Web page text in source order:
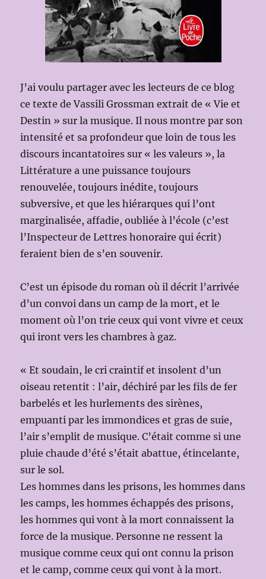
J’ai voulu partager avec les lecteurs de ce blog
ce texte de Vassili Grossman extrait de « Vie et
Destin » sur la musique. Il nous montre par son
intensité et sa profondeur que loin de tous les
discours incantatoires sur « les valeurs », la
Littérature a une puissance toujours
renouvelée, toujours inédite, toujours
subversive, et que les hiérarques qui l’ont
marginalisée, affadie, oubliée à l’école (c’est
l’Inspecteur de Lettres honoraire qui écrit)
feraient bien de s’en souvenir.
C’est un épisode du roman où il décrit l’arrivée
d’un convoi dans un camp de la mort, et le
moment où l’on trie ceux qui vont vivre et ceux
qui iront vers les chambres à gaz.
« Et soudain, le cri craintif et insolent d’un
oiseau retentit : l’air, déchiré par les fils de fer
barbelés et les hurlements des sirènes,
empuanti par les immondices et gras de suie,
l’air s’emplit de musique. C’était comme si une
pluie chaude d’été s’était abattue, étincelante,
sur le sol.
Les hommes dans les prisons, les hommes dans
les camps, les hommes échappés des prisons,
les hommes qui vont à la mort connaissent la
force de la musique. Personne ne ressent la
musique comme ceux qui ont connu la prison
et le camp, comme ceux qui vont à la mort.